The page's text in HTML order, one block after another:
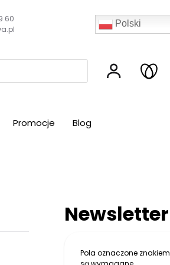
60
Polski
Promocje Blog
Newsletter
Pola oznaczone znakiem